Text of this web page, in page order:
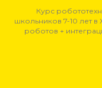
Курс
школьников 7-10 лет
роботов +